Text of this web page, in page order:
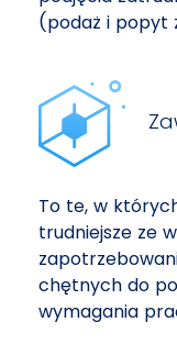
(podaż i popyt
To te, w
trudniejsze ze
chętnych do
wymagania